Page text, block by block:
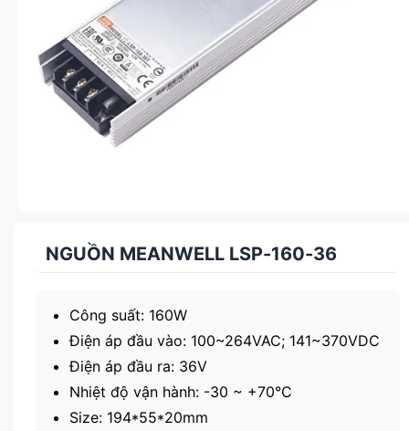
NGUỒN MEANWELL LSP-160-36
Công suất: 160W
Điện áp đầu vào: 100~264VAC; 141~370VDC
Điện áp đầu ra: 36V
Nhiệt độ vận hành: -30 ~ +70°C
Size: 194*55*20mm